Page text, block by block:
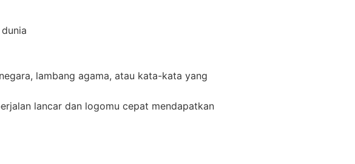
lambang agama, atau kata-kata yang
lancar dan logomu cepat mendapatkan